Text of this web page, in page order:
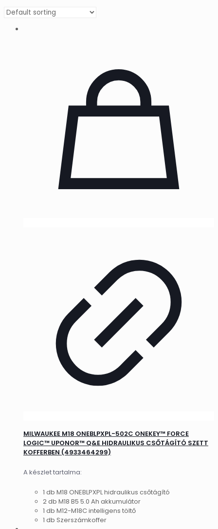
MILWAUKEE M18 ONEBLPXPL-502C ONEKEY™ FORCE
LOGIC™ UPONOR™ Q&E HIDRAULIKUS CSŐTÁGÍTÓ SZETT
KOFFERBEN (4933464299)
A készlet tartalma:
1 db M18 ONEBLPXPL hidraulikus csőtágító
2 db M18 B5 5.0 Ah akkumulátor
1 db M12-M18C intelligens töltő
1 db Szerszámkoffer